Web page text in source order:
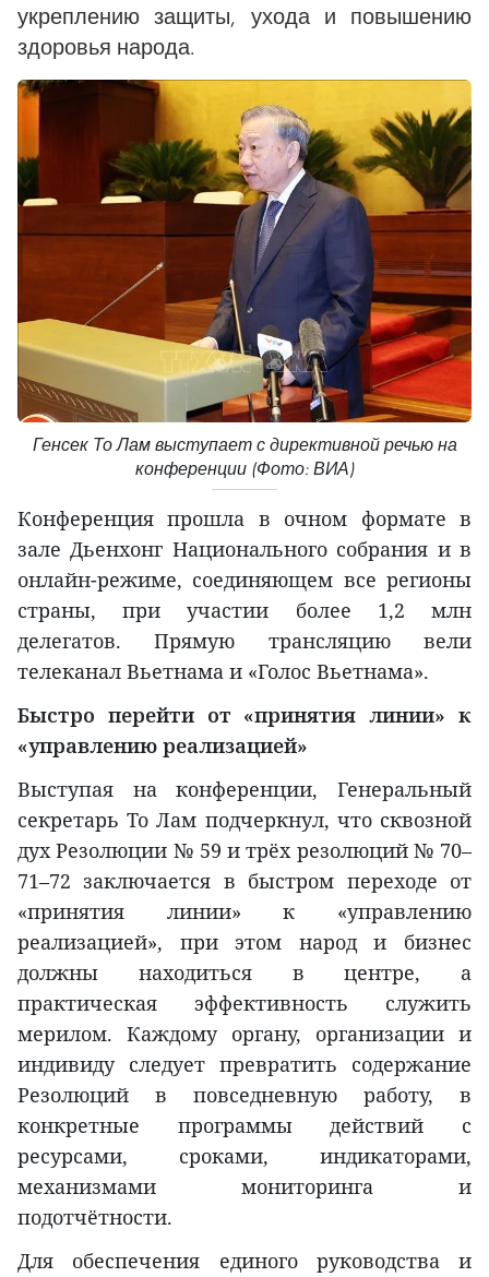
укреплению защиты, ухода и повышению
здоровья народа.
Генсек То Лам выступает с директивной речью на
конференции (Фото: ВИА)
Конференция прошла в очном формате в
зале Дьенхонг Национального собрания и в
онлайн-режиме, соединяющем все регионы
страны, при участии более 1,2 млн
делегатов. Прямую трансляцию вели
телеканал Вьетнама и «Голос Вьетнама».
Быстро перейти от «принятия линии» к
«управлению реализацией»
Выступая на конференции, Генеральный
секретарь То Лам подчеркнул, что сквозной
дух Резолюции № 59 и трёх резолюций № 70–
71–72 заключается в быстром переходе от
«принятия линии» к «управлению
реализацией», при этом народ и бизнес
должны находиться в центре, а
практическая эффективность служить
мерилом. Каждому органу, организации и
индивиду следует превратить содержание
Резолюций в повседневную работу, в
конкретные программы действий с
ресурсами, сроками, индикаторами,
механизмами мониторинга и
подотчётности.
Для обеспечения единого руководства и